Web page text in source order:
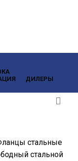
ДИЛЕРЫ
стальные
стальной